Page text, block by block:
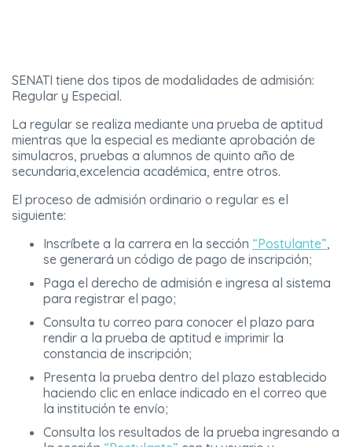
SENATI tiene dos tipos de modalidades de admisión:
Regular y Especial.
La regular se realiza mediante una prueba de aptitud
mientras que la especial es mediante aprobación de
simulacros, pruebas a alumnos de quinto año de
secundaria,excelencia académica, entre otros.
El proceso de admisión ordinario o regular es el
siguiente:
Inscríbete a la carrera en la sección “Postulante”,
se generará un código de pago de inscripción;
Paga el derecho de admisión e ingresa al sistema
para registrar el pago;
Consulta tu correo para conocer el plazo para
rendir a la prueba de aptitud e imprimir la
constancia de inscripción;
Presenta la prueba dentro del plazo establecido
haciendo clic en enlace indicado en el correo que
la institución te envío;
Consulta los resultados de la prueba ingresando a